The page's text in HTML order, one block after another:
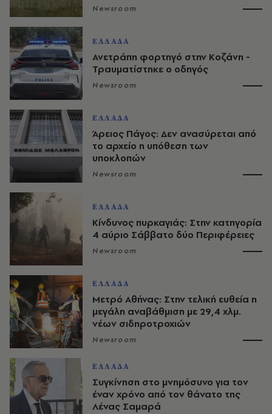
Newsroom
ΕΛΛΑΔΑ
Ανετράπη φορτηγό στην Κοζάνη -
Τραυματίστηκε ο οδηγός
Newsroom
ΕΛΛΑΔΑ
Άρειος Πάγος: Δεν ανασύρεται από
το αρχείο η υπόθεση των
υποκλοπών
Newsroom
ΕΛΛΑΔΑ
Κίνδυνος πυρκαγιάς: Στην κατηγορία
4 αύριο Σάββατο δύο Περιφέρειες
Newsroom
ΕΛΛΑΔΑ
Μετρό Αθήνας: Στην τελική ευθεία η
μεγάλη αναβάθμιση με 29,4 χλμ.
νέων σιδηροτροχιών
Newsroom
ΕΛΛΑΔΑ
Συγκίνηση στο μνημόσυνο για τον
έναν χρόνο από τον θάνατο της
Λένας Σαμαρά